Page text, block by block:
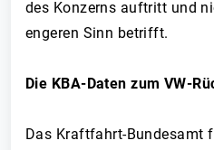
des Konzerns auftritt und
engeren Sinn betrifft.
Die KBA-Daten zum VW-
Das Kraftfahrt-Bundesamt